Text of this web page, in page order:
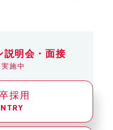
説明会・面接
実施中
採用